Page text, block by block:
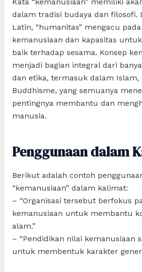
dalam tradisi budaya dan filosofi.
Latin, “humanitas” mengacu
kemanusiaan dan kapasitas
baik terhadap sesama. Konsep
menjadi bagian integral dari
dan etika, termasuk dalam Islam,
Buddhisme, yang semuanya
pentingnya membantu dan
manusia.
Penggunaan dalam
Berikut adalah contoh
“kemanusiaan” dalam kalimat:
– “Organisasi tersebut berfokus
kemanusiaan untuk membantu
alam.”
– “Pendidikan nilai kemanusiaan
untuk membentuk karakter